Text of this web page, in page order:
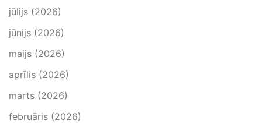
jūlijs (2026)
jūnijs (2026)
maijs (2026)
aprīlis (2026)
marts (2026)
februāris (2026)